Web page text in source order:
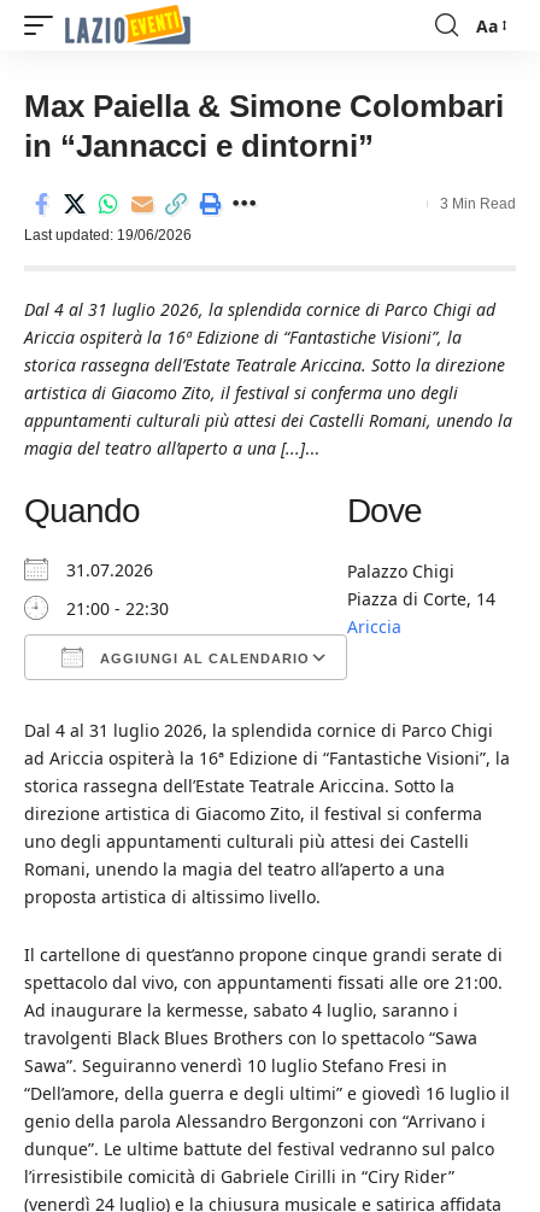
Font
Aa
Max Paiella & Simone Colombari
in “Jannacci e dintorni”
Last updated: 19/06/2026
3 Min Read
Dal 4 al 31 luglio 2026, la splendida cornice di Parco Chigi ad
Ariccia ospiterà la 16ª Edizione di “Fantastiche Visioni”, la
storica rassegna dell’Estate Teatrale Ariccina. Sotto la direzione
artistica di Giacomo Zito, il festival si conferma uno degli
appuntamenti culturali più attesi dei Castelli Romani, unendo la
magia del teatro all’aperto a una [...]...
Quando
31.07.2026
21:00 - 22:30
AGGIUNGI AL CALENDARIO
Dove
Palazzo Chigi
Piazza di Corte, 14
Ariccia
Dal 4 al 31 luglio 2026, la splendida cornice di Parco Chigi
ad Ariccia ospiterà la 16ª Edizione di “Fantastiche Visioni”, la
storica rassegna dell’Estate Teatrale Ariccina. Sotto la
direzione artistica di Giacomo Zito, il festival si conferma
uno degli appuntamenti culturali più attesi dei Castelli
Romani, unendo la magia del teatro all’aperto a una
proposta artistica di altissimo livello.
Il cartellone di quest’anno propone cinque grandi serate di
spettacolo dal vivo, con appuntamenti fissati alle ore 21:00.
Ad inaugurare la kermesse, sabato 4 luglio, saranno i
travolgenti Black Blues Brothers con lo spettacolo “Sawa
Sawa”. Seguiranno venerdì 10 luglio Stefano Fresi in
“Dell’amore, della guerra e degli ultimi” e giovedì 16 luglio il
genio della parola Alessandro Bergonzoni con “Arrivano i
dunque”. Le ultime battute del festival vedranno sul palco
l’irresistibile comicità di Gabriele Cirilli in “Ciry Rider”
(venerdì 24 luglio) e la chiusura musicale e satirica affidata